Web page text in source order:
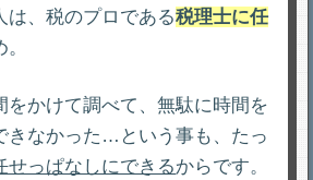
は、税のプロである税理士に任
をかけて調べて、無駄に時間を
きなかった…という事も、たっ
せっぱなしにできるからです。